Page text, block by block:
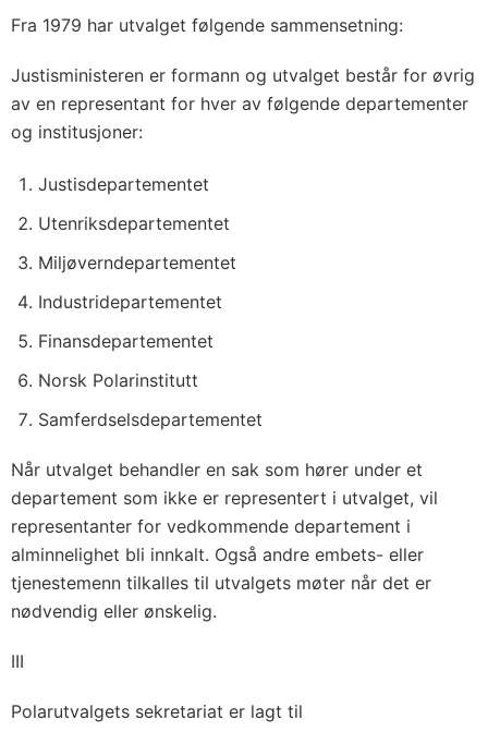
Fra 1979 har utvalget følgende sammensetning:
Justisministeren er formann og utvalget består for øvrig
av en representant for hver av følgende departementer
og institusjoner:
Justisdepartementet
Utenriksdepartementet
Miljøverndepartementet
Industridepartementet
Finansdepartementet
Norsk Polarinstitutt
Samferdselsdepartementet
Når utvalget behandler en sak som hører under et
departement som ikke er representert i utvalget, vil
representanter for vedkommende departement i
alminnelighet bli innkalt. Også andre embets- eller
tjenestemenn tilkalles til utvalgets møter når det er
nødvendig eller ønskelig.
III
Polarutvalgets sekretariat er lagt til